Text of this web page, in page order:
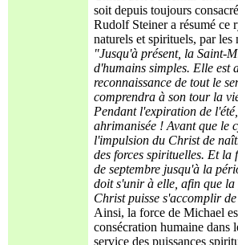
soit depuis toujours
Rudolf Steiner a résumé ce
naturels et spirituels, par les
"Jusqu'à présent, la Saint-
d'humains simples. Elle est
reconnaissance de tout le
comprendra à son tour la
Pendant l'expiration de
ahrimanisée ! Avant que le
l'impulsion du Christ de
des forces spirituelles. Et
de septembre jusqu'à la
doit s'unir à elle, afin que la
Christ puisse s'accomplir
Ainsi, la force de Michael
consécration humaine dans
service des puissances